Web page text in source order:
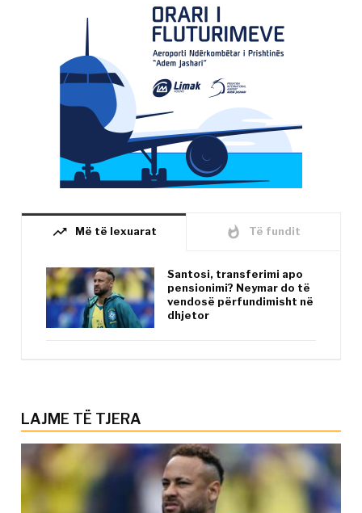
trending_up Më të lexuarat whatshot Të fundit
Santosi, transferimi apo
pensionimi? Neymar do të
vendosë përfundimisht në
dhjetor
LAJME TË TJERA